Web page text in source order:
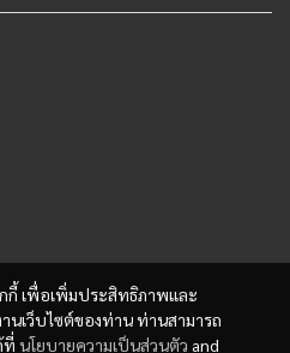
กี้ เพื่อเพิ่มประสิทธิภาพและ
นเว็บไซต์ของท่าน ท่านสามารถ
ที่ นโยบายความเป็นส่วนตัว and